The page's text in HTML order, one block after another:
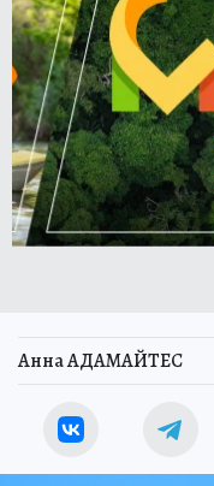
Анна АДАМАЙТЕС